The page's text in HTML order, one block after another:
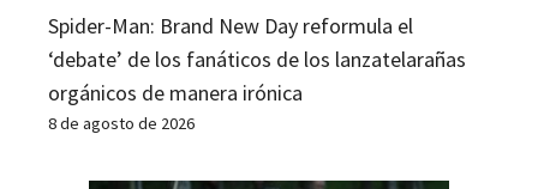
Spider-Man: Brand New Day reformula el
‘debate’ de los fanáticos de los lanzatelarañas
orgánicos de manera irónica
8 de agosto de 2026